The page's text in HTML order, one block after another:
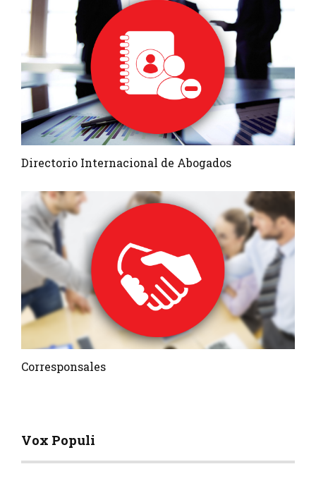
Directorio Internacional de Abogados
Corresponsales
Vox Populi